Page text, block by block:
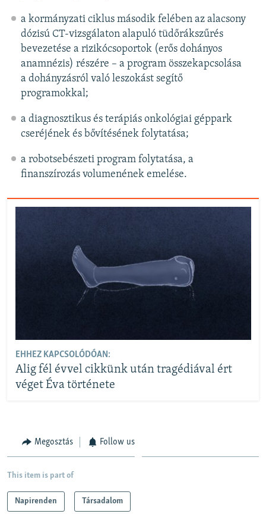
a kormányzati ciklus második felében az alacsony
dózisú CT-vizsgálaton alapuló tüdőrákszűrés
bevezetése a rizikócsoportok (erős dohányos
anamnézis) részére – a program összekapcsolása
a dohányzásról való leszokást segítő
programokkal;
a diagnosztikus és terápiás onkológiai géppark
cseréjének és bővítésének folytatása;
a robotsebészeti program folytatása, a
finanszírozás volumenének emelése.
EHHEZ KAPCSOLÓDÓAN:
Alig fél évvel cikkünk után tragédiával ért
véget Éva története
Megosztás Follow us
This item is part of
Napirenden Társadalom